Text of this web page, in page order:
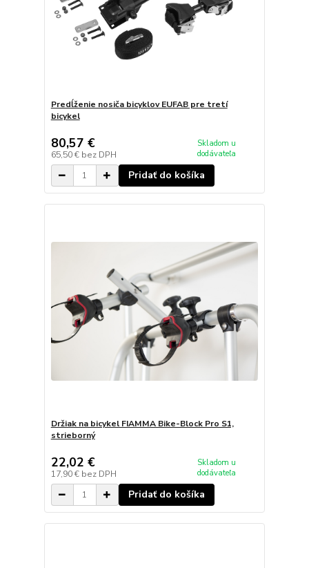
Predĺženie nosiča bicyklov EUFAB pre tretí
bicykel
80,57 €
65,50 € bez DPH
Skladom u
dodávateľa
Pridať do košíka
Držiak na bicykel FIAMMA Bike-Block Pro S1,
strieborný
22,02 €
17,90 € bez DPH
Skladom u
dodávateľa
Pridať do košíka